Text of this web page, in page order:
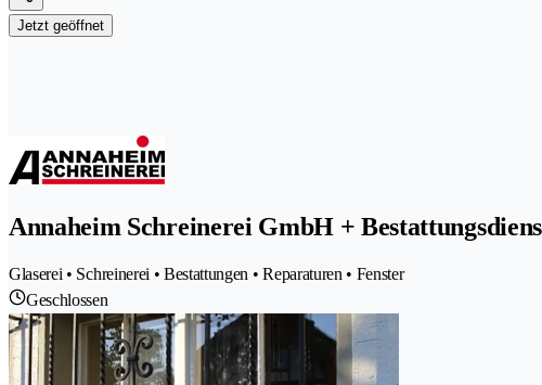
Jetzt geöffnet
Annaheim Schreinerei GmbH +
Glaserei • Schreinerei • Bestattungen • Reparaturen • Fenster
Geschlossen